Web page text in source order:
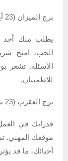
برج الميزان (23 أيلول – 22 تشرين الأول)
يطلب منك أحد
الحب، امنح
الأسئلة. تشعر
للاطمئنان.
برج العقرب (23 تشرين الأول – 21 تشرين الثاني)
قدراتك في
موقعك المهني.
أحبائك، ما قد